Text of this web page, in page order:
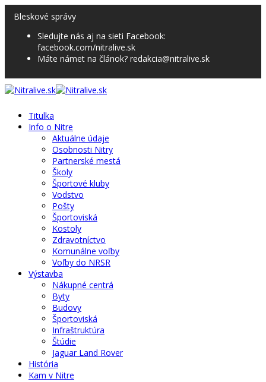
Bleskové správy
Sledujte nás aj na sieti Facebook:
facebook.com/nitralive.sk
Máte námet na článok? redakcia@nitralive.sk
Titulka
Info o Nitre
Aktuálne údaje
Osobnosti Nitry
Partnerské mestá
Školy
Športové kluby
Vodstvo
Pošty
Športoviská
Kostoly
Zdravotníctvo
Komunálne voľby
Voľby do NRSR
Výstavba
Nákupné centrá
Byty
Budovy
Športoviská
Infraštruktúra
Štúdie
Jaguar Land Rover
História
Kam v Nitre